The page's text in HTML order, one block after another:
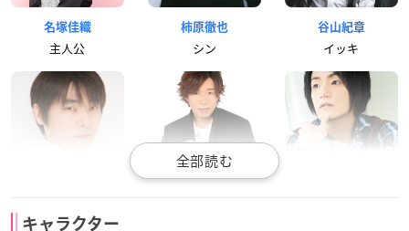
名塚佳織
主人公
柿原徹也
シン
谷山紀章
イッキ
ケント
キャラクター